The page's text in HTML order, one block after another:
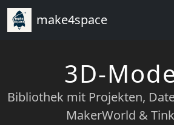
make4space
3D-
Bibliothek mit Projekten,
MakerWorld &